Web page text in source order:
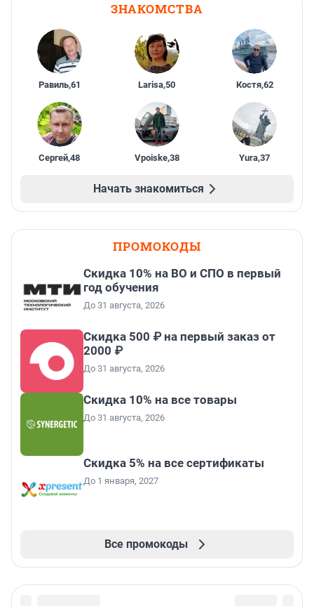
ЗНАКОМСТВА
Равиль,61 Larisa,50 Костя,62
Сергей,48 Vpoiske,38 Yura,37
Начать знакомиться
ПРОМОКОДЫ
Скидка 10% на ВО и СПО в первый
год обучения
До 31 августа, 2026
Скидка 500 ₽ на первый заказ от
2000 ₽
До 31 августа, 2026
Скидка 10% на все товары
До 31 августа, 2026
Скидка 5% на все сертификаты
До 1 января, 2027
Все промокоды